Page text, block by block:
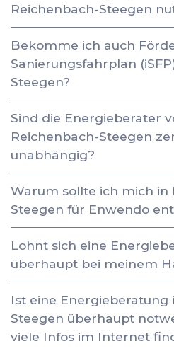
Reichenbach-Steegen
Bekomme ich auch
Sanierungsfahrplan
Steegen?
Sind die Energieberater
Reichenbach-Steegen
unabhängig?
Warum sollte ich mich in
Steegen für Enwendo
Lohnt sich eine
überhaupt bei meinem
Ist eine Energieberatung
Steegen überhaupt
viele Infos im Internet